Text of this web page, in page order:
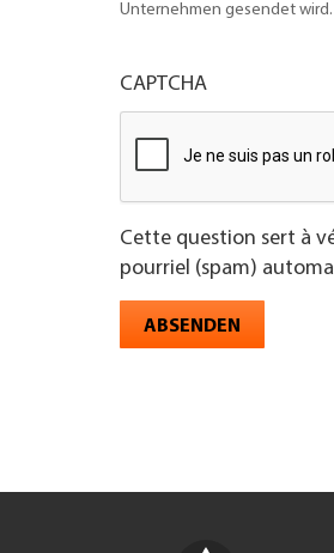
Unternehmen gesendet wird.
CAPTCHA
Cette question sert à
pourriel (spam)
ABSENDEN